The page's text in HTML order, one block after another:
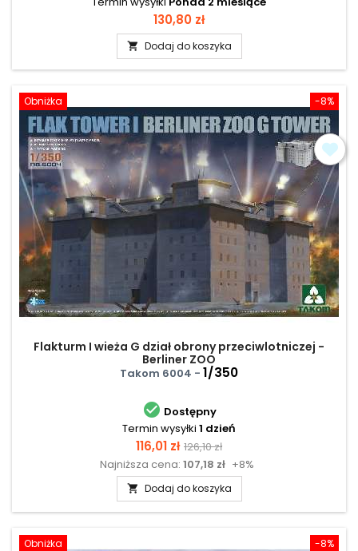
Cena
130,80 zł
 Dodaj do koszyka
-8%
Obniżka
Flakturm I wieża G dział obrony przeciwlotniczej -
Berliner ZOO
Takom 6004 - 1/350
 Dostępny
Termin wysyłki 1 dzień
Cena
116,01 zł Cena
podstawowa
126,10 zł
Najniższa cena: 107,18 zł +8%
 Dodaj do koszyka
-8%
Obniżka